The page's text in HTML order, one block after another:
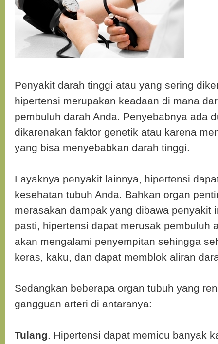
Penyakit darah tinggi atau yang sering
hipertensi merupakan keadaan di mana
pembuluh darah Anda. Penyebabnya ada
dikarenakan faktor genetik atau karena
yang bisa menyebabkan darah tinggi.
Layaknya penyakit lainnya, hipertensi
kesehatan tubuh Anda. Bahkan organ
merasakan dampak yang dibawa penyakit
pasti, hipertensi dapat merusak pembuluh
akan mengalami penyempitan sehingga
keras, kaku, dan dapat memblok aliran
Sedangkan beberapa organ tubuh yang
gangguan arteri di antaranya:
Tulang. Hipertensi dapat memicu banyak